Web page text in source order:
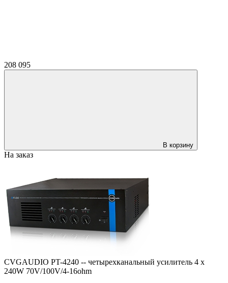
208 095
В корзину
На заказ
CVGAUDIO PT-4240 -- четырехканальный усилитель 4 x
240W 70V/100V/4-16ohm